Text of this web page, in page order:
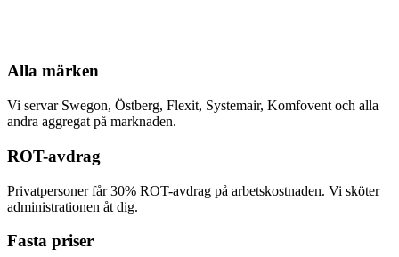
Alla märken
Vi servar Swegon, Östberg, Flexit, Systemair, Komfovent och alla
andra aggregat på marknaden.
ROT-avdrag
Privatpersoner får 30% ROT-avdrag på arbetskostnaden. Vi sköter
administrationen åt dig.
Fasta priser